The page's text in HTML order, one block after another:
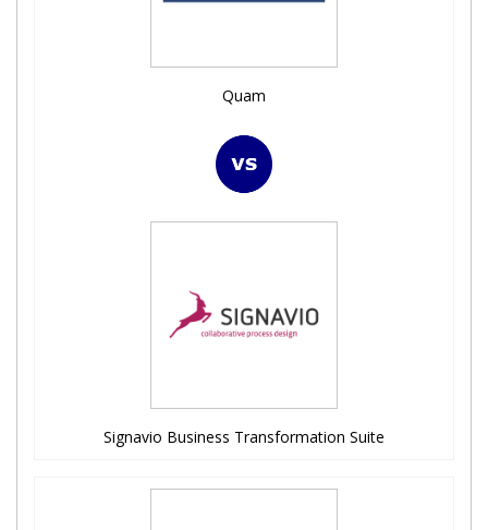
Quam
Signavio Business Transformation Suite